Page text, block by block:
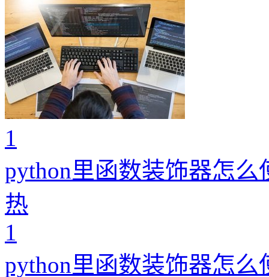
1
python里函数装饰器怎么
热
1
python里函数装饰器怎么